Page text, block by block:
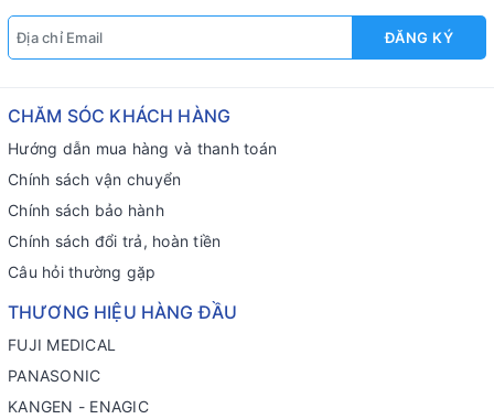
ĐĂNG KÝ
CHĂM SÓC KHÁCH HÀNG
Hướng dẫn mua hàng và thanh toán
Chính sách vận chuyển
Chính sách bảo hành
Chính sách đổi trả, hoàn tiền
Câu hỏi thường gặp
THƯƠNG HIỆU HÀNG ĐẦU
FUJI MEDICAL
PANASONIC
KANGEN - ENAGIC